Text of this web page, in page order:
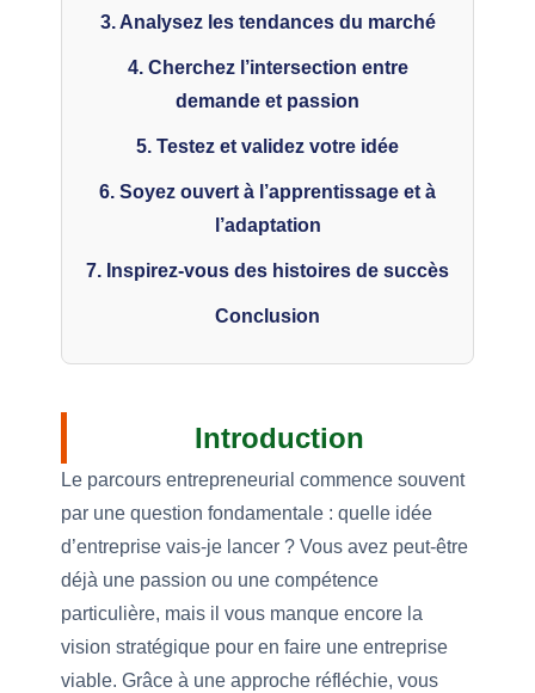
3. Analysez les tendances du marché
4. Cherchez l’intersection entre
demande et passion
5. Testez et validez votre idée
6. Soyez ouvert à l’apprentissage et à
l’adaptation
7. Inspirez-vous des histoires de succès
Conclusion
Introduction
Le parcours entrepreneurial commence souvent
par une question fondamentale : quelle idée
d’entreprise vais-je lancer ? Vous avez peut-être
déjà une passion ou une compétence
particulière, mais il vous manque encore la
vision stratégique pour en faire une entreprise
viable. Grâce à une approche réfléchie, vous